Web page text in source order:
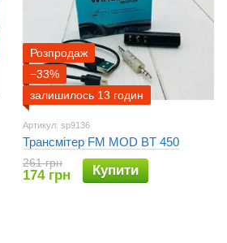
Розпродаж
−33%
залишилось 13 годин
Артикул: sp9136
Трансмітер FM MOD BT 450
261 грн
174 грн Купити